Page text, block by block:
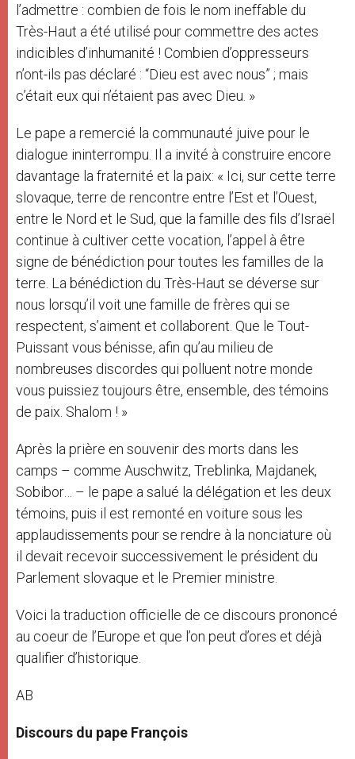
l’admettre : combien de fois le nom ineffable du
Très-Haut a été utilisé pour commettre des actes
indicibles d’inhumanité ! Combien d’oppresseurs
n’ont-ils pas déclaré : “Dieu est avec nous” ; mais
c’était eux qui n’étaient pas avec Dieu. »
Le pape a remercié la communauté juive pour le
dialogue ininterrompu. Il a invité à construire encore
davantage la fraternité et la paix: « Ici, sur cette terre
slovaque, terre de rencontre entre l’Est et l’Ouest,
entre le Nord et le Sud, que la famille des fils d’Israël
continue à cultiver cette vocation, l’appel à être
signe de bénédiction pour toutes les familles de la
terre. La bénédiction du Très-Haut se déverse sur
nous lorsqu’il voit une famille de frères qui se
respectent, s’aiment et collaborent. Que le Tout-
Puissant vous bénisse, afin qu’au milieu de
nombreuses discordes qui polluent notre monde
vous puissiez toujours être, ensemble, des témoins
de paix. Shalom ! »
Après la prière en souvenir des morts dans les
camps – comme Auschwitz, Treblinka, Majdanek,
Sobibor… – le pape a salué la délégation et les deux
témoins, puis il est remonté en voiture sous les
applaudissements pour se rendre à la nonciature où
il devait recevoir successivement le président du
Parlement slovaque et le Premier ministre.
Voici la traduction officielle de ce discours prononcé
au coeur de l’Europe et que l’on peut d’ores et déjà
qualifier d’historique.
AB
Discours du pape François